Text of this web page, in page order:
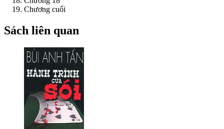
Chương cuối
Sách liên quan